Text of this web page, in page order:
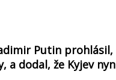
Putin
a dodal, že Kyjev